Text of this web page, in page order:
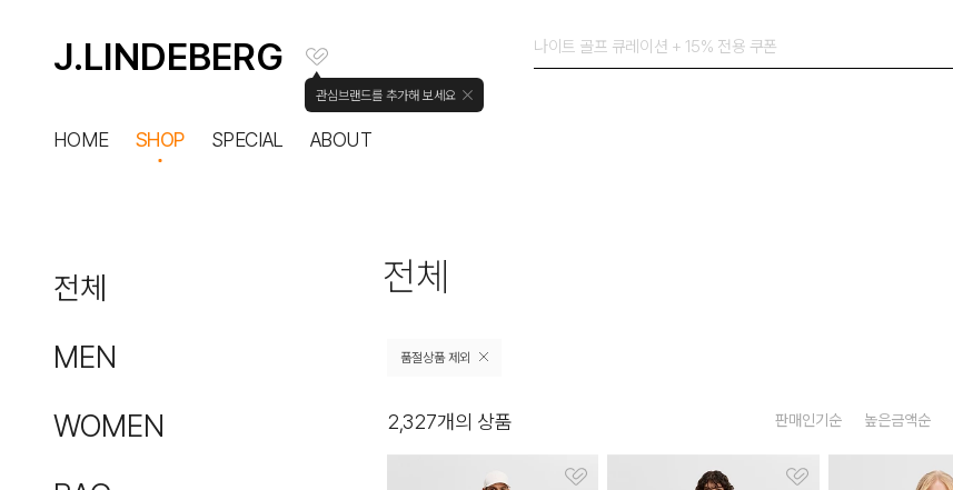
J.LINDEBERG
관심브랜드를 추가해 보세요
HOME SHOP SPECIAL ABOUT
전체
MEN
전체
WOMEN
전체
품절상품 제외
2,327개의 상품 판매인기순 높은금액순